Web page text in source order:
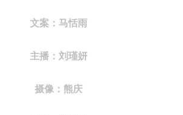
文案：马恬雨
主播：刘瑾妍
摄像：熊庆